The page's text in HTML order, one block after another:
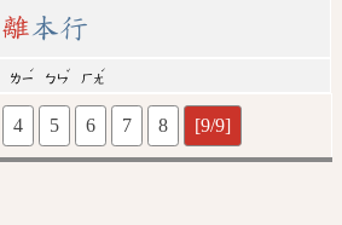
離本行
ㄌㄧ
ˊ
ㄅㄣ
ˇ
ㄏㄤ
ˊ
4 5 6 7 8 [9/9]